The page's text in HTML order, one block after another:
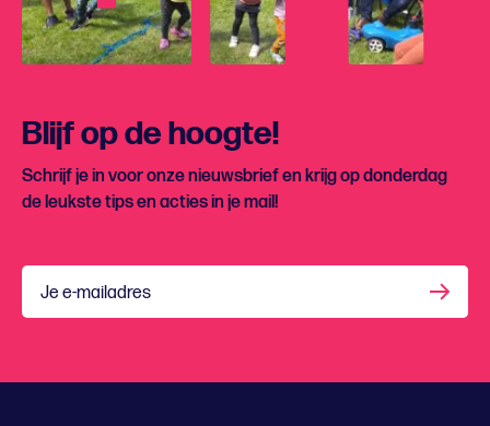
Blijf op de hoogte!
Schrijf je in voor onze nieuwsbrief en krijg op donderdag
de leukste tips en acties in je mail!
Je e-mailadres